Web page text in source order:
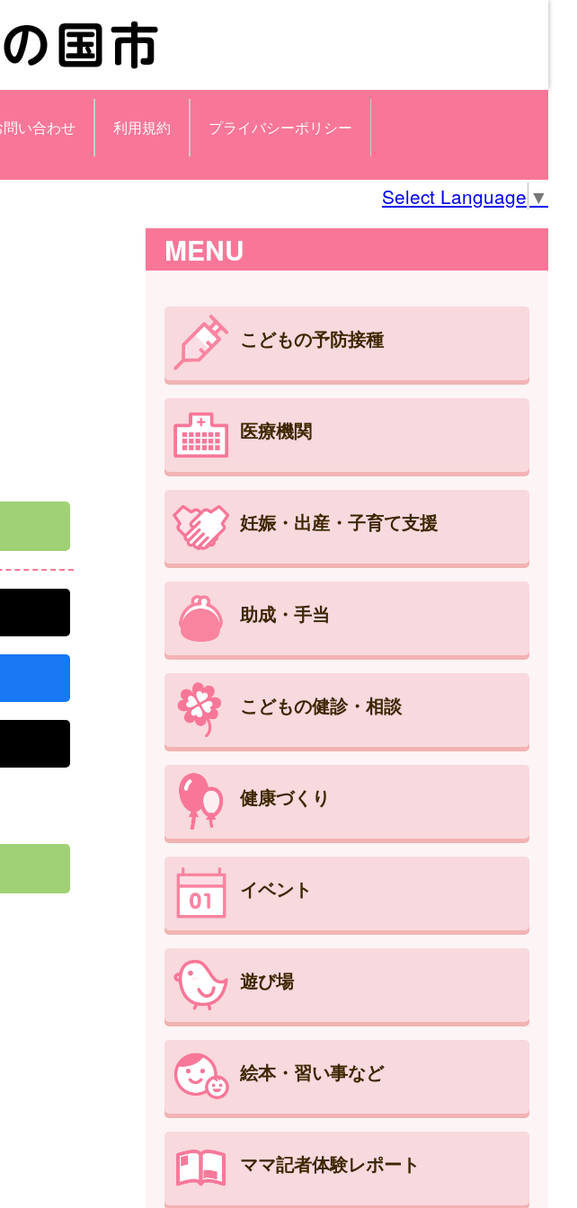
問い合わせ 利用規約 プライバシーポリシー
Select Language ▼
MENU
こどもの予防接種
医療機関
妊娠・出産・子育て支援
助成・手当
こどもの健診・相談
健康づくり
イベント
遊び場
絵本・習い事など
ママ記者体験レポート